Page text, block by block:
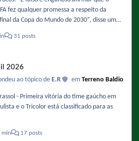
fez qualquer promessa a respeito da
da Copa do Mundo de 2030”, disse um
publicou uma informação dizendo que
acordo com a imprensa espanhola, o
estádio do Real Madrid, é o principal
esportes/apos-rumores-fifa-
final-da-copa-ao-marrocos
31 posts
2026
ao tópico de E.R emTerreno Baldio
- Primeira vitória do time gaúcho em
e o Tricolor está classificado para as
min 17 posts